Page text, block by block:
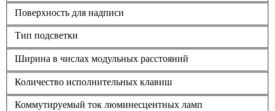
Поверхность для надписи
Тип подсветки
Ширина в числах модульных расстояний
Количество исполнительных клавиш
Коммутируемый ток люминесцентных ламп